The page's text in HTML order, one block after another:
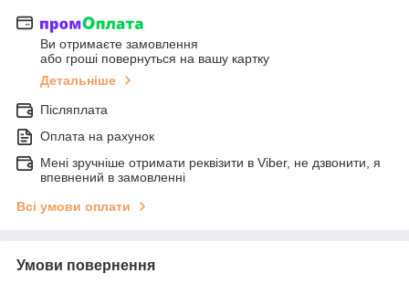
Ви отримаєте замовлення
або гроші повернуться на вашу картку
Детальніше
Післяплата
Оплата на рахунок
Мені зручніше отримати реквізити в Viber, не дзвонити, я
впевнений в замовленні
Всі умови оплати
Умови повернення